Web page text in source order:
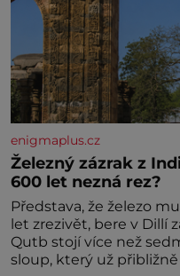
enigmaplus.cz
Železný zázrak z
600 let nezná rez?
Představa, že železo
let zrezivět, bere v Dillí
Qutb stojí více než
sloup, který už